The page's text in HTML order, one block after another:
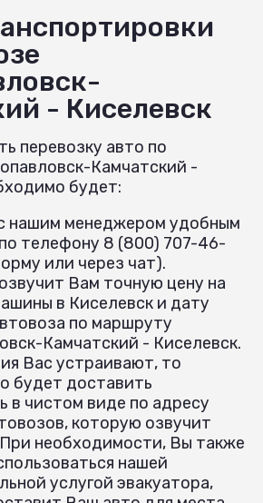
- Киселевск
перевозку авто по
Камчатский -
будет:
нашим менеджером удобным
телефону 8 (800) 707-46-
или через чат).
Вам точную цену на
в Киселевск и дату
по маршруту
Камчатский - Киселевск.
Вас устраивают, то
будет доставить
в чистом виде по адресу
которую озвучит
необходимости, Вы также
нашей
услугой эвакуатора,